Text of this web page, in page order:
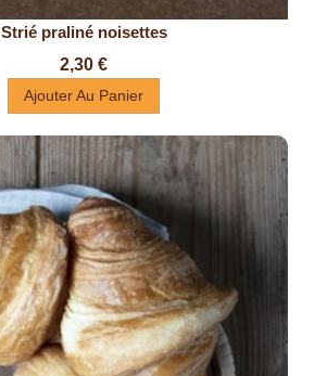
Strié praliné noisettes
Prix
2,30 €
Ajouter Au Panier